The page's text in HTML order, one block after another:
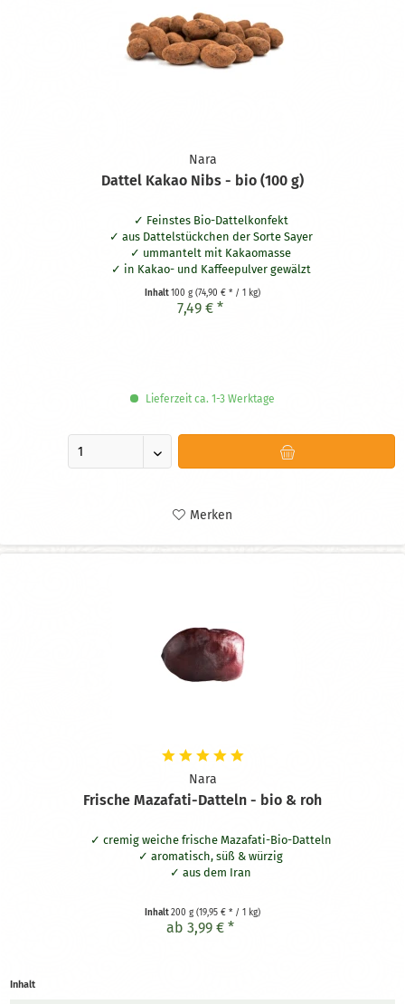
Nara
Dattel Kakao Nibs - bio (100 g)
Feinstes Bio-Dattelkonfekt
aus Dattelstückchen der Sorte Sayer
ummantelt mit Kakaomasse
in Kakao- und Kaffeepulver gewälzt
Inhalt100 g(74,90 € * / 1 kg)
7,49 € *
Lieferzeit ca. 1-3 Werktage
Merken
Nara
Frische Mazafati-Datteln - bio & roh
cremig weiche frische Mazafati-Bio-Datteln
aromatisch, süß & würzig
aus dem Iran
Inhalt200 g(19,95 € * / 1 kg)
ab 3,99 € *
Inhalt